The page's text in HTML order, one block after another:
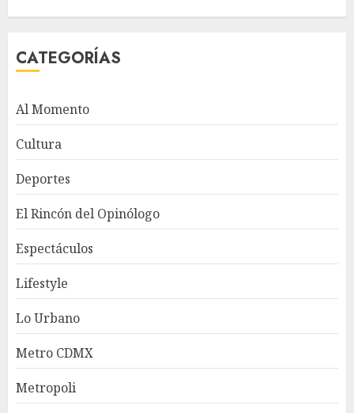
CATEGORÍAS
Al Momento
Cultura
Deportes
El Rincón del Opinólogo
Espectáculos
Lifestyle
Lo Urbano
Metro CDMX
Metropoli